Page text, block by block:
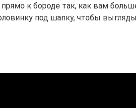
к бороде так, как вам
под шапку, чтобы